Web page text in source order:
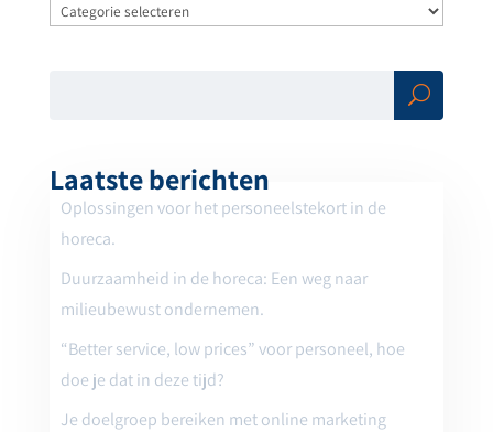
Zoe
ken
Laatste berichten
Oplossingen voor het personeelstekort in de
horeca.
Duurzaamheid in de horeca: Een weg naar
milieubewust ondernemen.
“Better service, low prices” voor personeel, hoe
doe je dat in deze tijd?
Je doelgroep bereiken met online marketing